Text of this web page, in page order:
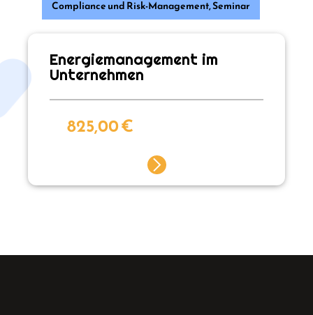
Compliance und Risk-Management,Seminar
Energiemanagement im
Unternehmen
825,00€